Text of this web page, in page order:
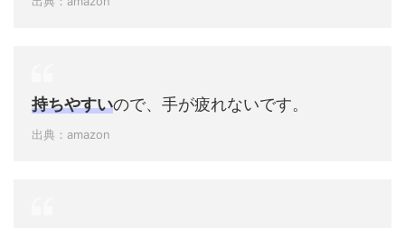
持ちやすいので、手が疲れないです。
出典：amazon